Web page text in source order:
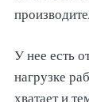
У нее есть
нагрузке
хватает и